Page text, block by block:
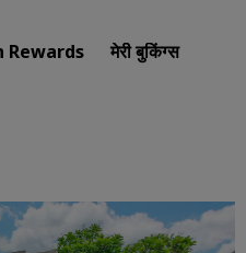
Rewards मेरी बुकिंग्स
गंतव्य